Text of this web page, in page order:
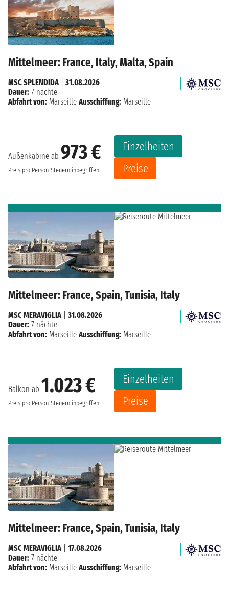
Mittelmeer: France, Italy, Malta, Spain
Außenkabine ab 973 €
Preis pro Person Steuern inbegriffen
Einzelheiten
Preise
MSC SPLENDIDA
31.08.2026
Dauer: 7 nächte
Abfahrt von: Marseille Ausschiffung: Marseille
Mittelmeer: France, Spain, Tunisia, Italy
Balkon ab 1.023 €
Preis pro Person Steuern inbegriffen
Einzelheiten
Preise
MSC MERAVIGLIA| 31.08.2026
Dauer: 7 nächte
Abfahrt von: Marseille Ausschiffung: Marseille
Mittelmeer: France, Spain, Tunisia, Italy
MSC MERAVIGLIA
17.08.2026
Dauer: 7 nächte
Abfahrt von: Marseille Ausschiffung: Marseille